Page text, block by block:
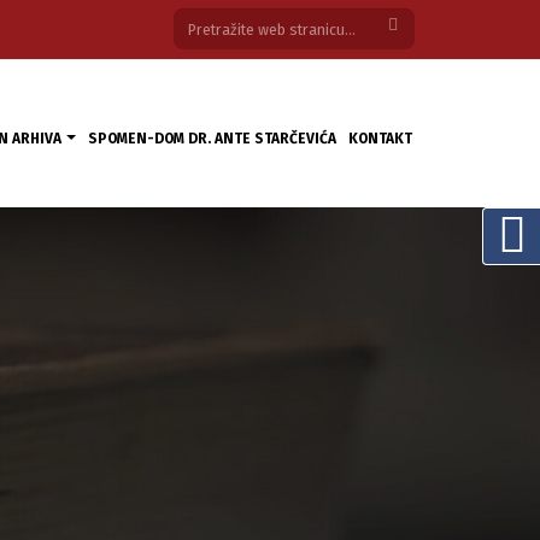
ARHIVA SPOMEN-DOM DR. ANTE STARČEVIĆA KONTAKT